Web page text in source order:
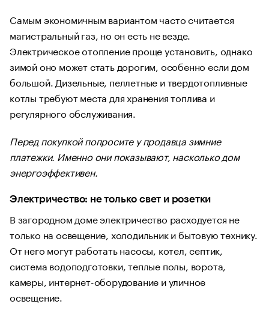
Самым экономичным вариантом часто считается
магистральный газ, но он есть не везде.
Электрическое отопление проще установить, однако
зимой оно может стать дорогим, особенно если дом
большой. Дизельные, пеллетные и твердотопливные
котлы требуют места для хранения топлива и
регулярного обслуживания.
Перед покупкой попросите у продавца зимние
платежки. Именно они показывают, насколько дом
энергоэффективен.
Электричество: не только свет и розетки
В загородном доме электричество расходуется не
только на освещение, холодильник и бытовую технику.
От него могут работать насосы, котел, септик,
система водоподготовки, теплые полы, ворота,
камеры, интернет-оборудование и уличное
освещение.